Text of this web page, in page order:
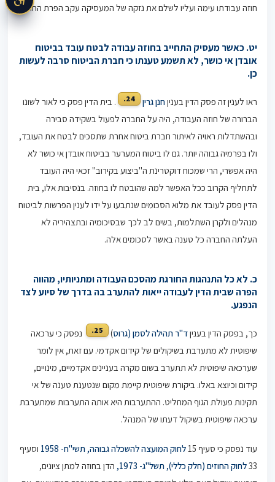
חוזה עבודתו עימה ועליו לשלם את נזקה של המעסיקה עקב הפרת החוזה.
יט. כאשר מעסיק התחייב בחוזה עבודה לבטח עובד בביטוח
אובדן אי כושר, לא תשמע טענתו כי חברת הביטוח סרבה לעשות
כן.
ראו לענין זה פסק הדין בעניןחנן גרין 24.
. בית הדין פסק כי לאור לשונו
הברורה של חוזה העבודה, היה על החברה לפעול בשקידה סבירה
ובהשתדלות ראויה לאיתור חברת ביטוח אחרת שתסכים לבטח את העובד,
ולו בפרמיה גבוהה יותר. גם לו ביטוח המערער בביטוח אובדן אי כושר לא
היה אפשרי, הרי שמכוח דוקטרינת ה"ביצוע בקירוב" זכאי היה העובד
לתחליף הקרוב ככל האפשר למה שהובטח לו בחוזה. בנסיבות אלו, בית
הדין פסק לעובד את מלוא הסכומים שנתבעו על ידו לענין הפרשות לביטוח
מנהלים ולקרן השתלמות, בשים לב לכך שבסיכומיה ובתצהיריה לא
העלתה החברה כל טענה באשר לסכומים אלה.
כ. לא כל התנהגות החורגת מהסכם העבודה ומתניותיו, מהווה
הפרה שבית הדין לעבודה ייאות להתערב בה בדרך של סיוע לצד
הנפגע.
כך, בפסק הדין בעניןד"ר תהילה לסמן (גרוס)
25.
נפסק כי ערכאה
שיפוטית לא מתערבת בשיקולים של קידום אקדמי. עם זאת, אין לומר
שערכאה שיפוטית לא תתערב בשום מקרה בעניינים אקדמיים, מינויים,
קידום וכיוצא באלו. ביקורת שיפוטית קיימת מקום שנטענת טענה של אי
תקינות פעולת הגוף המחליט. ההתערבות היא אותה התערבות שמתערבת
ערכאה שיפוטית בשיקול דעתו של המנהל.
עוד נפסק כי סעיף 15 לחוק המועצה להשכלה גבוהה, תשי"ח- 1958
וסעיף
33לחוק החוזים (חלק כללי), תשל"ג- 1973,
הדן בחוזה למתן ציונים,